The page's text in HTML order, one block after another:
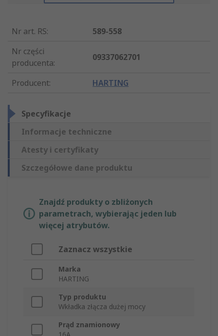
Nr art. RS:
589-558
Nr części
producenta:
09337062701
Producent: HARTING
Specyfikacje
Informacje techniczne
Atesty i certyfikaty
Szczegółowe dane produktu
Znajdź produkty o zbliżonych
parametrach, wybierając jeden lub
więcej atrybutów.
Zaznacz wszystkie
Marka
HARTING
Typ produktu
Wkładka złącza dużej mocy
Prąd znamionowy